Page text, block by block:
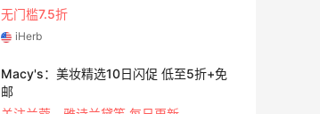
满$150减$50+满送4件礼
Bobbi Brown
REVOLVE：NIKESKIMS 系列上新热卖
享8.5折优惠 含税直邮